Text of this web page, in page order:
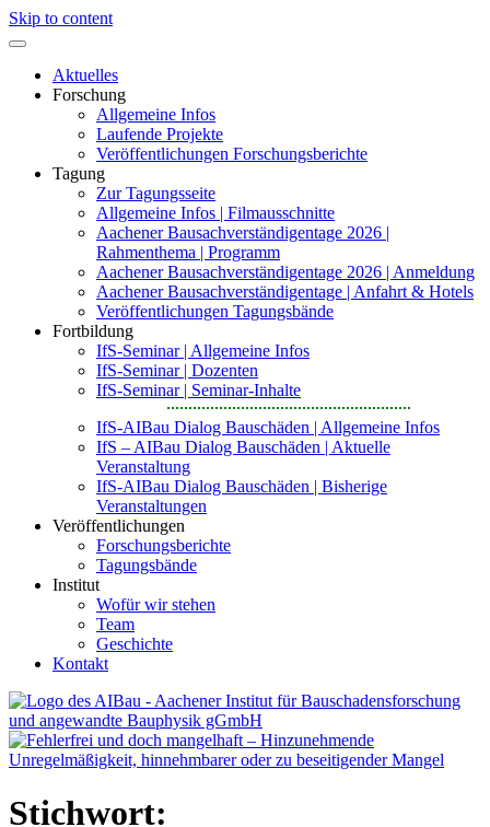
Skip to content
Aktuelles
Forschung
Allgemeine Infos
Laufende Projekte
Veröffentlichungen Forschungsberichte
Tagung
Zur Tagungsseite
Allgemeine Infos | Filmausschnitte
Aachener Bausachverständigentage 2026 |
Rahmenthema | Programm
Aachener Bausachverständigentage 2026 | Anmeldung
Aachener Bausachverständigentage | Anfahrt & Hotels
Veröffentlichungen Tagungsbände
Fortbildung
IfS-Seminar | Allgemeine Infos
IfS-Seminar | Dozenten
IfS-Seminar | Seminar-Inhalte
IfS-AIBau Dialog Bauschäden | Allgemeine Infos
IfS – AIBau Dialog Bauschäden | Aktuelle
Veranstaltung
IfS-AIBau Dialog Bauschäden | Bisherige
Veranstaltungen
Veröffentlichungen
Forschungsberichte
Tagungsbände
Institut
Wofür wir stehen
Team
Geschichte
Kontakt
AIBau – Aachener Institut für Bauschadensforschung und
Stichwort: